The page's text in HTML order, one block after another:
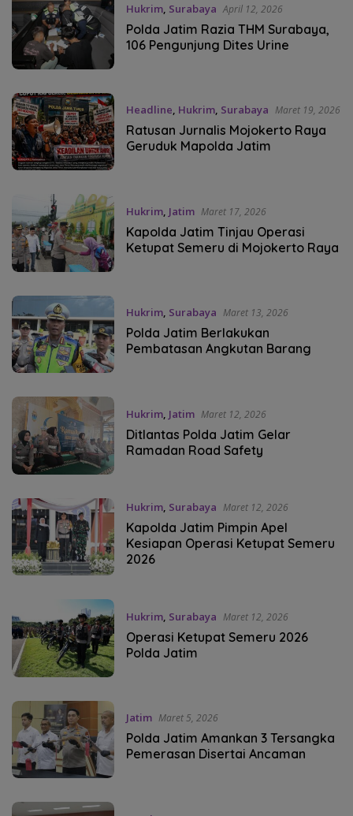
Hukrim, Surabaya April 12, 2026
Polda Jatim Razia THM Surabaya,
106 Pengunjung Dites Urine
Headline, Hukrim, Surabaya Maret 19, 2026
Ratusan Jurnalis Mojokerto Raya
Geruduk Mapolda Jatim
Hukrim, Jatim Maret 17, 2026
Kapolda Jatim Tinjau Operasi
Ketupat Semeru di Mojokerto Raya
Hukrim, Surabaya Maret 13, 2026
Polda Jatim Berlakukan
Pembatasan Angkutan Barang
Hukrim, Jatim Maret 12, 2026
Ditlantas Polda Jatim Gelar
Ramadan Road Safety
Hukrim, Surabaya Maret 12, 2026
Kapolda Jatim Pimpin Apel
Kesiapan Operasi Ketupat Semeru
2026
Hukrim, Surabaya Maret 12, 2026
Operasi Ketupat Semeru 2026
Polda Jatim
Jatim Maret 5, 2026
Polda Jatim Amankan 3 Tersangka
Pemerasan Disertai Ancaman